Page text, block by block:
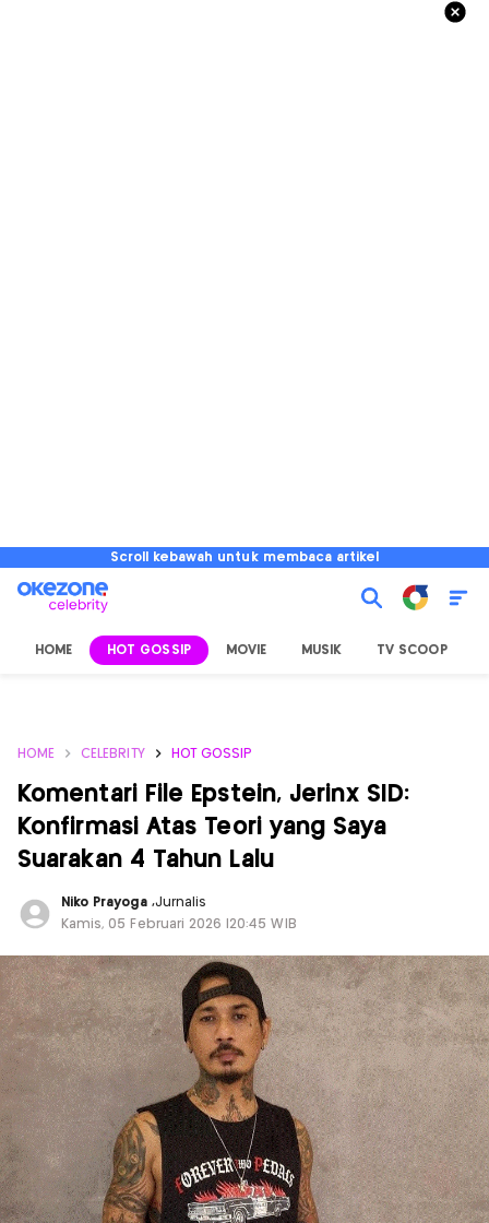
Scroll kebawah untuk membaca artikel
HOME HOT GOSSIP MOVIE MUSIK TV SCOOP
HOME CELEBRITY HOT GOSSIP
Komentari File Epstein, Jerinx SID:
Konfirmasi Atas Teori yang Saya
Suarakan 4 Tahun Lalu
Niko Prayoga ,Jurnalis
Kamis, 05 Februari 2026 |20:45 WIB